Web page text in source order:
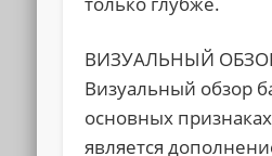
ВИЗУАЛЬНЫЙ
Визуальный обзор
основных
является